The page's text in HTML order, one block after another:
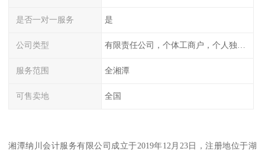
是否一对一服务 是
公司类型
服务范围 全湘潭
可售卖地 全国
湘潭纳川会计服务有限公司成立于2019年12月23日，注册地位于湖